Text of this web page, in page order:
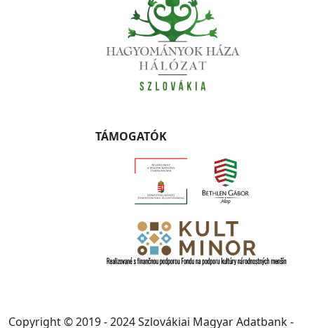
TÁMOGATÓK
Copyright © 2019 - 2024 Szlovákiai Magyar Adatbank -